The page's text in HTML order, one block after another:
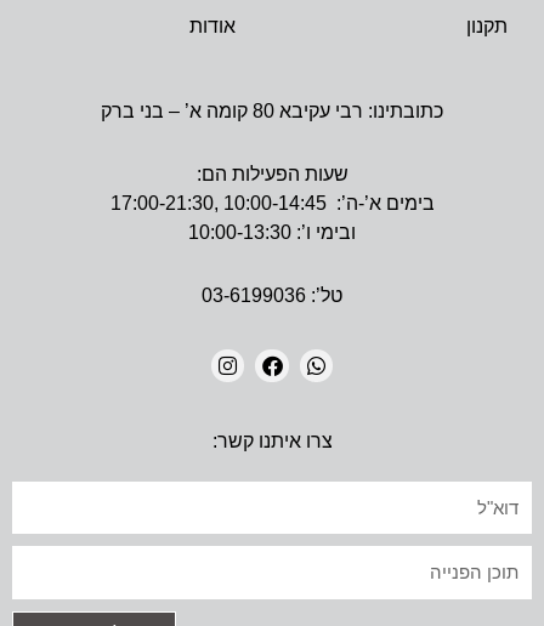
תקנון
אודות
כתובתינו: רבי עקיבא 80 קומה א’ – בני ברק
שעות הפעילות הם:
בימים א’-ה’: 10:00-14:45 ,17:00-21:30
ובימי ו’: 10:00-13:30
טל’: 03-6199036
H
A
P
P
A
C
O
K
N
S
R
A
צרו איתנו קשר: